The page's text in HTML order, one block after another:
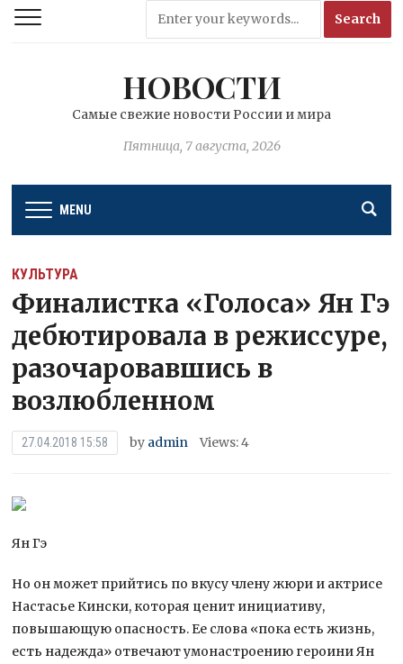
НОВОСТИ
Самые свежие новости России и мира
Пятница, 7 августа, 2026
MENU
КУЛЬТУРА
Финалистка «Голоса» Ян Гэ
дебютировала в режиссуре,
разочаровавшись в
возлюбленном
27.04.2018 15:58 by admin Views: 4
Ян Гэ
Но он может прийтись по вкусу члену жюри и актрисе
Настасье Кински, которая ценит инициативу,
повышающую опасность. Ее слова «пока есть жизнь,
есть надежда» отвечают умонастроению героини Ян